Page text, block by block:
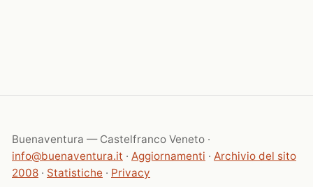
Buenaventura — Castelfranco Veneto ·
info@buenaventura.it · Aggiornamenti · Archivio del sito
2008 · Statistiche · Privacy